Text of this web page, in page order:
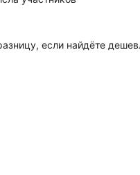
если найдёте